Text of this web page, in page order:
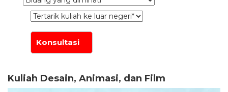
Kuliah Desain, Animasi, dan Film